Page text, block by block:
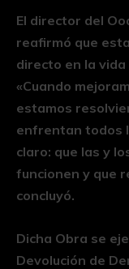
El director del
reafirmó que
directo en la
«Cuando
estamos
enfrentan todos
claro: que las y
funcionen y que
concluyó.
Dicha Obra se
Devolución de